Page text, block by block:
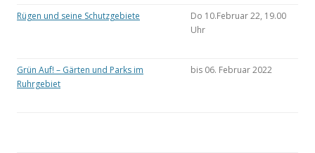
Rügen und seine Schutzgebiete
Do 10.Februar 22, 19.00
Uhr
Grün Auf! – Gärten und Parks im
Ruhrgebiet
bis 06. Februar 2022